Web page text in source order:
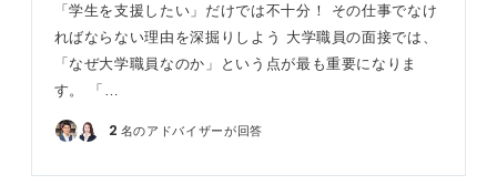
「学生を支援したい」だけでは不十分！ その仕事でなけ
ればならない理由を深掘りしよう 大学職員の面接では、
「なぜ大学職員なのか」という点が最も重要になりま
す。 「…
2 名のアドバイザーが回答